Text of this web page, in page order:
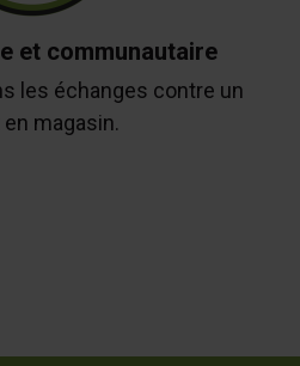
et communautaire
les échanges contre un
magasin.